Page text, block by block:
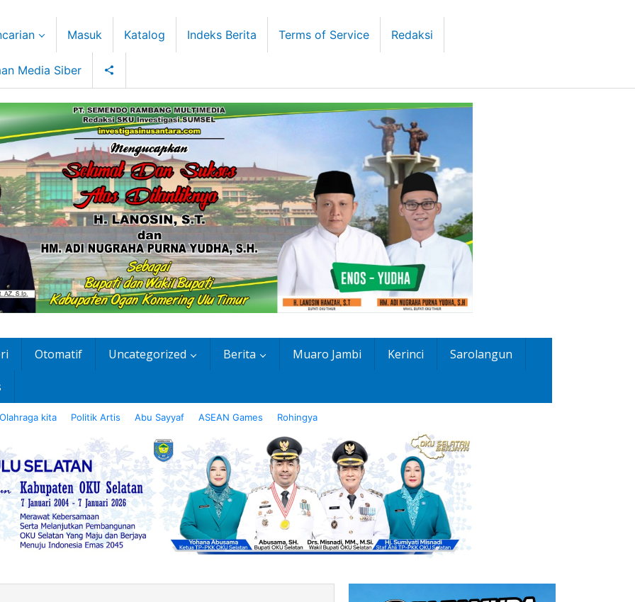
Masuk Katalog Indeks Berita Terms of Service Redaksi
Media Siber
Otomatif Uncategorized Berita Muaro Jambi Kerinci Sarolangun
Olahraga kita Politik Artis Abu Sayyaf ASEAN Games Rohingya